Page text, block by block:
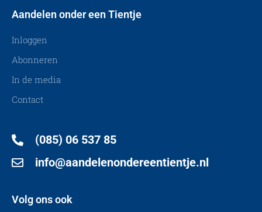
Aandelen onder een Tientje
Inloggen
Abonneren
In de media
Contact
(085) 06 537 85
info@aandelenondereentientje.nl
Volg ons ook